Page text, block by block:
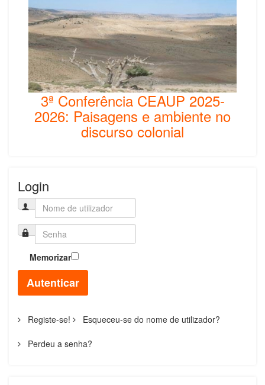
3ª Conferência CEAUP 2025-
2026: Paisagens e ambiente no
discurso colonial
Login
Memorizar
Autenticar
Registe-se! Esqueceu-se do nome de utilizador?
Perdeu a senha?